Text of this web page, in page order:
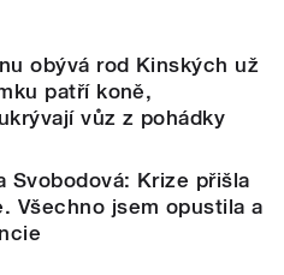
obývá rod Kinských už
patří koně,
vůz z pohádky
Svobodová: Krize přišla
Všechno jsem opustila a